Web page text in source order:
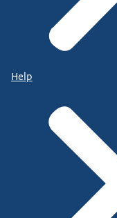
Help